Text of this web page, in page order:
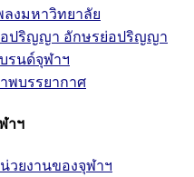
ลงมหาวิทยาลัย
ปริญญา อักษรย่อปริญญา
รนด์จุฬาฯ
พบรรยากาศ
าฯ
วยงานของจุฬาฯ